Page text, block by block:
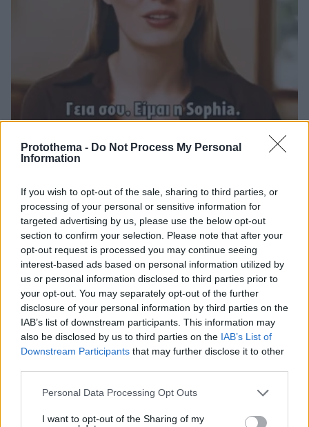
Protothema - Do Not Process My Personal
Information
If you wish to opt-out of the sale, sharing to third parties, or
processing of your personal or sensitive information for
targeted advertising by us, please use the below opt-out
section to confirm your selection. Please note that after your
opt-out request is processed you may continue seeing
interest-based ads based on personal information utilized by
us or personal information disclosed to third parties prior to
your opt-out. You may separately opt-out of the further
disclosure of your personal information by third parties on the
IAB’s list of downstream participants. This information may
also be disclosed by us to third parties on the IAB’s List of
Downstream Participants that may further disclose it to other
Please note that this website/app uses one or more Google
not limited to your visit or usage behaviour. You may click to
Personal Data Processing Opt Outs
I want to opt-out of the Sharing of my
Το DEI College παρουσιάζει τη Sophia. Την πρώτη 24/7
βοηθό AI που αλλάζει τον τρόπο με τον οποίο μαθαίνουν οι
φοιτητές
30.07.2026, 09:33
Η Smart φοιτητική κατοικία στην καρδιά της Αθήνας
03.08.2026, 10:56
Διασκεδάζουμε υπεύθυνα, επιστρέφουμε με ασφάλεια
29.07.2026, 09:39